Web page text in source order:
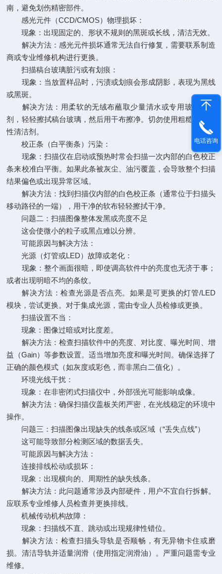
南，避免划伤精密部件。
感光元件（CCD/CMOS）物理损坏：
现象：出现固定的、形状不规则的黑斑或长线，清洁无效。
解决方法：感光元件损坏通常无法自行修复，需要联系制造
商或专业维修机构进行更换。
扫描稿台玻璃脏污或有划痕：
现象：当放置样品时，污渍或划痕会形成阴影，表现为黑线
或黑斑。
解决方法：用柔软的无绒布蘸取少量清水或专用玻璃清洁
剂，轻轻擦拭稿台玻璃，然后用干布擦净。切勿使用粗糙或腐蚀
性清洁剂。
校正条（白平衡条）污染：
现象：扫描仪在启动或预热时常会扫描一次内部的白色校正
条来校准白平衡。如果此条被灰尘、油污覆盖，会导致整个扫描
结果偏色或出现异常区域。
解决方法：找到扫描仪内部的白色校正条（通常位于扫描头
移动路径的一端），用干净的软布轻轻擦拭干净。
问题二：扫描图像整体发黑或亮度不足
这会使微小的粒子或黑点难以分辨。
可能原因与解决方法：
光源（灯管或LED）故障或老化：
现象：整个画面很暗，即使调高软件中的亮度也无济于事；
或者出现明暗不均的条纹。
解决方法：检查光源是否点亮。如果是可更换的灯管/LED
模块，尝试更换。对于集成光源，需由专业人员检修或更换。
扫描设置不当：
现象：图像过暗或对比度差。
解决方法：检查扫描软件中的亮度、对比度、曝光时间、增
益（Gain）等参数设置。适当增加亮度和曝光时间。确保选择了
正确的颜色模式（如灰度或彩色，而非黑白二值化）。
环境光线干扰：
现象：在非密闭式扫描仪中，外部强光可能影响成像。
解决方法：确保扫描仪盖板关闭严密，在光线稳定的环境中
操作。
问题三：扫描图像出现缺失的线条或区域（“丢失点线”）
这可能导致部分检测区域的数据丢失。
可能原因与解决方法：
连接排线松动或损坏：
现象：出现横向的、周期性的缺失线条。
解决方法：此问题通常涉及内部硬件，用户不宜自行拆解。
应联系专业维修人员检查并更换排线。
机械传动机构故障：
现象：扫描线不直、跳动或出现规律性错位。
解决方法：检查扫描头导轨是否顺畅，有无异物卡住或磨
损。清洁导轨并适量润滑（使用指定润滑油）。严重问题需专业
维修。
电话咨询